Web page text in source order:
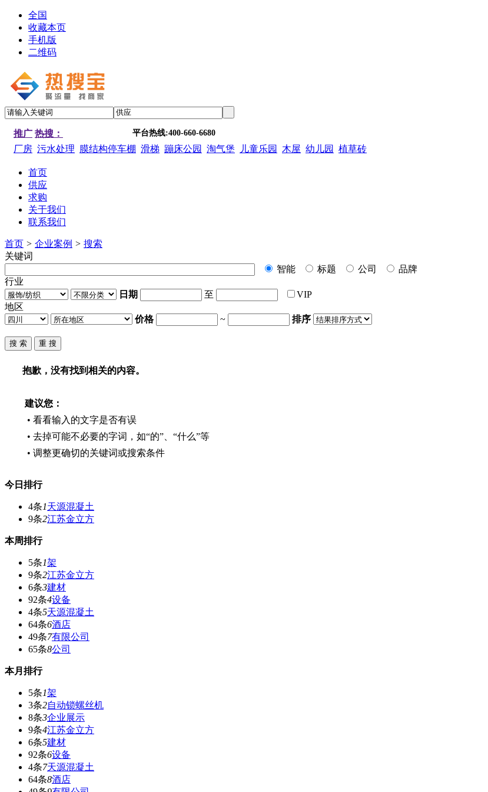
全国
收藏本页
手机版
二维码
平台热线:400-660-6680
推广 热搜：
厂房 污水处理 膜结构停车棚 滑梯 蹦床公园 淘气堡 儿童乐园 木屋 幼儿园 植草砖
首页
供应
求购
关于我们
联系我们
首页 > 企业案例 > 搜索
关键词
智能
标题 公司
品牌
行业
日期
至
VIP
地区
价格
~ 排序
抱歉，没有找到相关的内容。
建议您：
• 看看输入的文字是否有误
• 去掉可能不必要的字词，如“的”、“什么”等
• 调整更确切的关键词或搜索条件
今日排行
4条1天源混凝土
9条2江苏金立方
本周排行
5条1架
9条2江苏金立方
6条3建材
92条4设备
4条5天源混凝土
64条6酒店
49条7有限公司
65条8公司
本月排行
5条1架
3条2自动锁螺丝机
8条3企业展示
9条4江苏金立方
6条5建材
92条6设备
4条7天源混凝土
64条8酒店